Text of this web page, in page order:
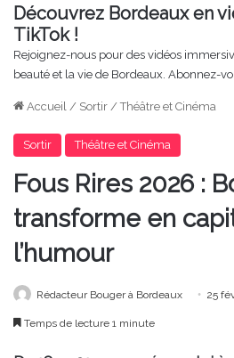
Découvrez Bordeaux en
TikTok !
Rejoignez-nous pour des vidéos
beauté et la vie de Bordeaux. Abonnez-
Accueil / Sortir / Théâtre et Cinéma
Sortir Théâtre et Cinéma
Fous Rires 2026 :
transforme en
l’humour
Rédacteur Bouger à Bordeaux 25
Temps de lecture 1 minute